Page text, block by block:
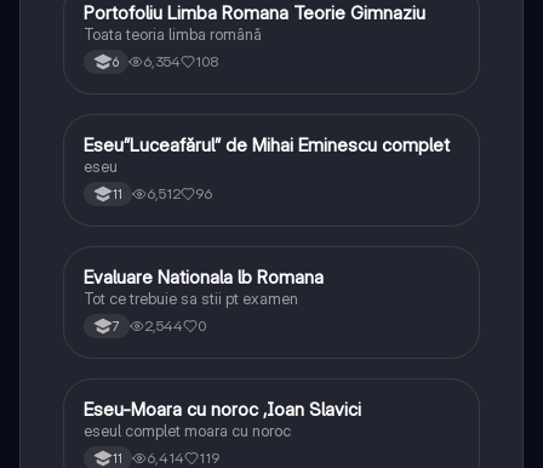
Limba și literatura română
Portofoliu Limba Romana Teorie Gimnaziu
Toata teoria limba română
6 6,354 108
Limba și literatura română
Eseu”Luceafărul” de Mihai Eminescu complet
eseu
11 6,512 96
Limba și literatura română
Evaluare Nationala lb Romana
Tot ce trebuie sa stii pt examen
7 2,544 0
Limba și literatura română
Eseu-Moara cu noroc ,Ioan Slavici
eseul complet moara cu noroc
11 6,414 119